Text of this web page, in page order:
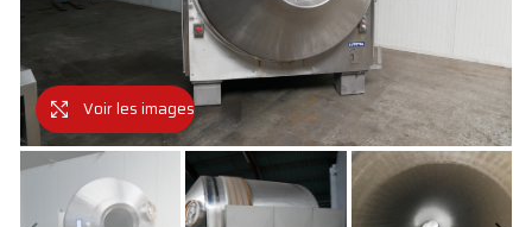
Voir les images